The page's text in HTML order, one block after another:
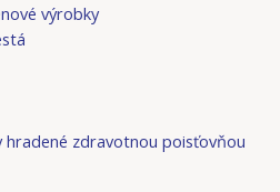
výrobky
hradené zdravotnou poisťovňou